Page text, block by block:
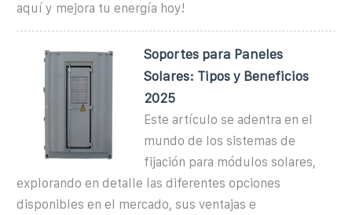
aquí y mejora tu energía hoy!
Soportes para Paneles
Solares: Tipos y Beneficios
2025
Este artículo se adentra en el
mundo de los sistemas de
fijación para módulos solares,
explorando en detalle las diferentes opciones
disponibles en el mercado, sus ventajas e